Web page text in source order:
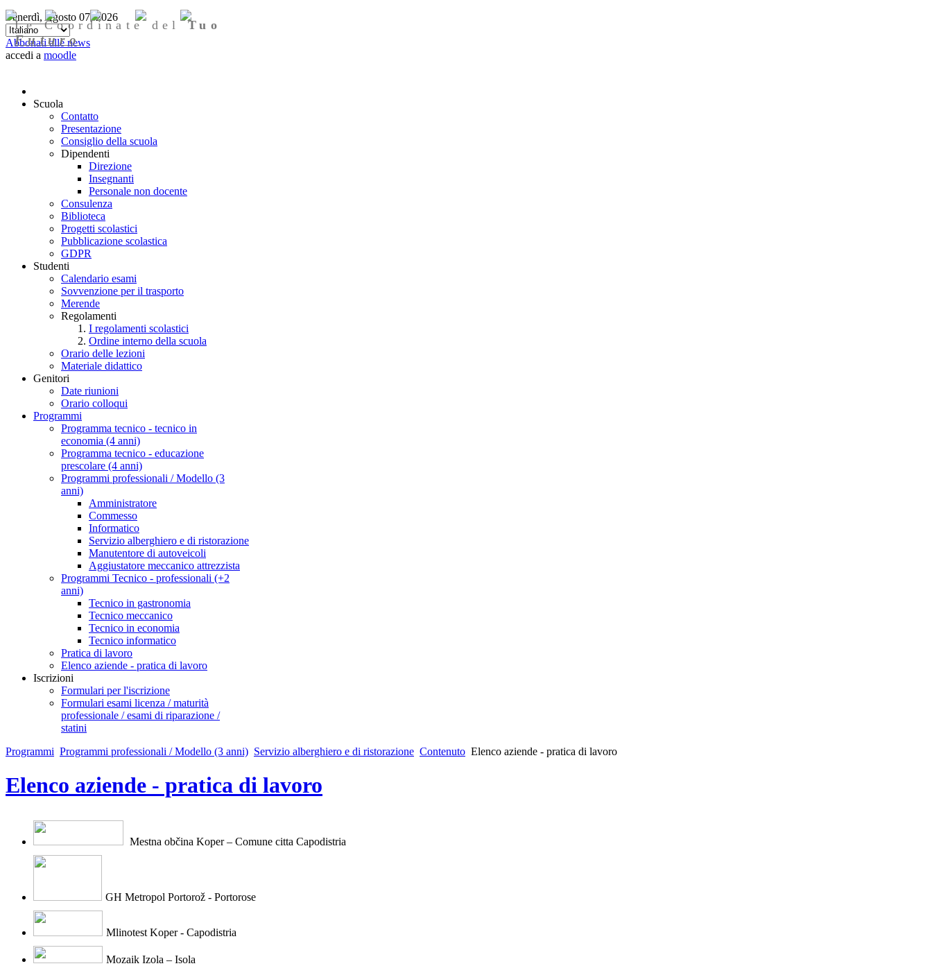
Venerdì, Agosto 07, 2026
Abbonati alle news
accedi a moodle
Le Coordinate delTuo
Futuro
Scuola
Contatto
Presentazione
Consiglio della scuola
Dipendenti
Direzione
Insegnanti
Personale non docente
Consulenza
Biblioteca
Progetti scolastici
Pubblicazione scolastica
GDPR
Studenti
Calendario esami
Sovvenzione per il trasporto
Merende
Regolamenti
I regolamenti scolastici
Ordine interno della scuola
Orario delle lezioni
Materiale didattico
Genitori
Date riunioni
Orario colloqui
Programmi
Programma tecnico - tecnico in
economia (4 anni)
Programma tecnico - educazione
prescolare (4 anni)
Programmi professionali / Modello (3
anni)
Amministratore
Commesso
Informatico
Servizio alberghiero e di ristorazione
Manutentore di autoveicoli
Aggiustatore meccanico attrezzista
Programmi Tecnico - professionali (+2
anni)
Tecnico in gastronomia
Tecnico meccanico
Tecnico in economia
Tecnico informatico
Pratica di lavoro
Elenco aziende - pratica di lavoro
Iscrizioni
Formulari per l'iscrizione
Formulari esami licenza / maturità
professionale / esami di riparazione /
statini
Programmi Programmi professionali / Modello (3 anni) Servizio alberghiero e di ristorazione Contenuto Elenco aziende - pratica di lavoro
Elenco aziende - pratica di lavoro
Mestna občina Koper – Comune citta Capodistria
GH Metropol Portorož - Portorose
Mlinotest Koper - Capodistria
Mozaik Izola – Isola